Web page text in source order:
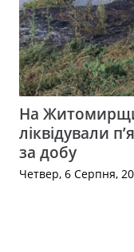
На
ліквідували
за добу
Четвер, 6 Серпня,